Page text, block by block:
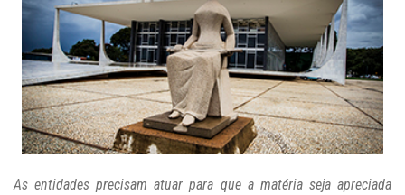
As entidades precisam atuar para que a matéria seja apreciada